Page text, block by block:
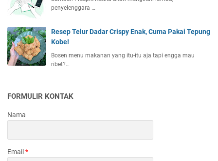
penyelenggara …
Resep Telur Dadar Crispy Enak, Cuma Pakai Tepung
Kobe!
Bosen menu makanan yang itu-itu aja tapi engga mau
ribet?…
FORMULIR KONTAK
Nama
Email *